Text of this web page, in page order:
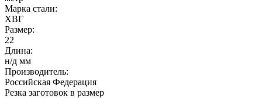
Марка стали:
ХВГ
Размер:
22
Длина:
н/д мм
Производитель:
Российская Федерация
Резка заготовок в размер